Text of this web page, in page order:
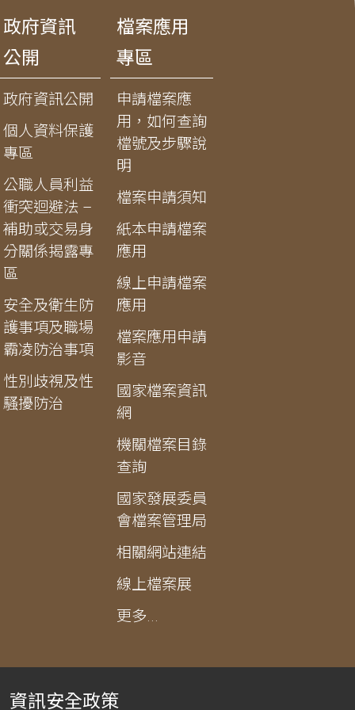
政府資訊
公開
政府資訊公開
個人資料保護
專區
公職人員利益
衝突迴避法 –
補助或交易身
分關係揭露專
區
安全及衛生防
護事項及職場
霸凌防治事項
性別歧視及性
騷擾防治
檔案應用
專區
申請檔案應
用，如何查詢
檔號及步驟說
明
檔案申請須知
紙本申請檔案
應用
線上申請檔案
應用
檔案應用申請
影音
國家檔案資訊
網
機關檔案目錄
查詢
國家發展委員
會檔案管理局
相關網站連結
線上檔案展
更多...
資訊安全政策